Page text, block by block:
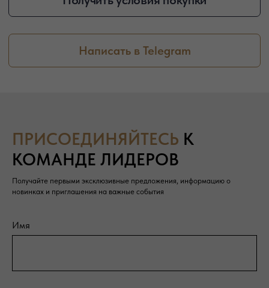
ПРИСОЕДИНЯЙТЕСЬ К
КОМАНДЕ ЛИДЕРОВ
Получайте первыми эксклюзивные предложения, информацию о
новинках и приглашения на важные события
Имя